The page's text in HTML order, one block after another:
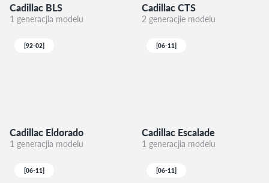
Cadillac BLS
1 generacjia modelu
Cadillac CTS
2 generacjie modelu
[92-02]
Cadillac Eldorado
1 generacjia modelu
[06-11]
Cadillac Escalade
1 generacjia modelu
[06-11] [06-11]